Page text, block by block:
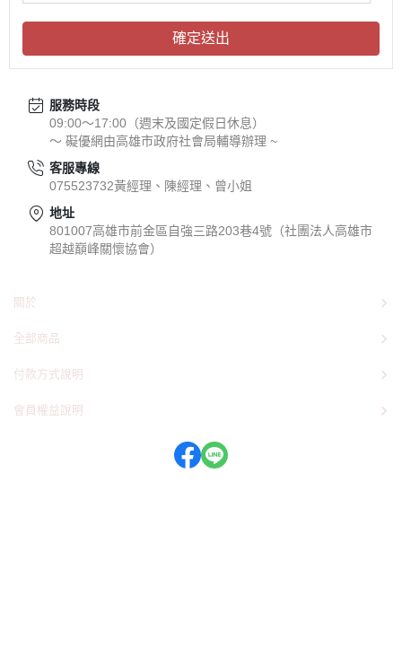
確定送出
服務時段
09:00～17:00（週末及國定假日休息）
～ 礙優網由高雄市政府社會局輔導辦理 ~
客服專線
075523732黃經理、陳經理、曾小姐
地址
801007高雄市前金區自強三路203巷4號（社團法人高雄市
超越巔峰關懷協會）
關於
全部商品
付款方式說明
會員權益說明